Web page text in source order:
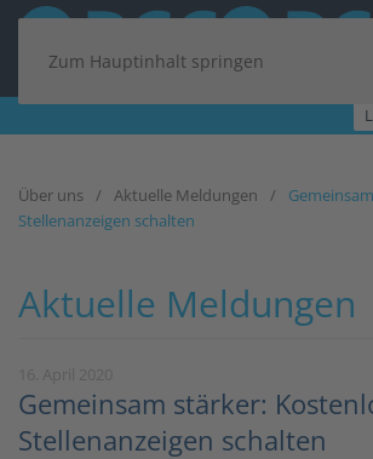
Zum Hauptinhalt springen
Über uns Aktuelle Meldungen
Stellenanzeigen schalten
Aktuelle Meldungen
Gemeinsam stärker:
Stellenanzeigen schalten